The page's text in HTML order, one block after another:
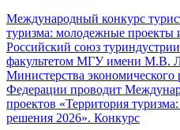
Международный конкурс
туризма: молодежные проекты
Российский союз
факультетом МГУ имени М.В.
Министерства экономического
Федерации проводит
проектов «Территория
решения 2026». Конкурс